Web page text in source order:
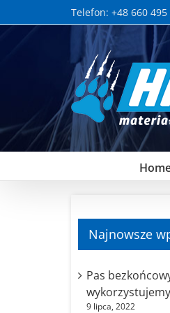
to
Telefon: +48 660 495
Najnowsze
Pas
9 lipca, 2022